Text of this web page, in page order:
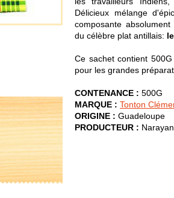
Délicieux mélange
composante
du célèbre plat antillais:
Ce sachet contient
pour les grandes
CONTENANCE : 500G
MARQUE : Tonton
ORIGINE : Guadeloupe
PRODUCTEUR :